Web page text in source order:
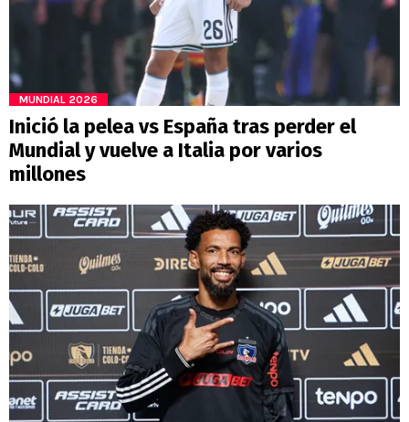
MUNDIAL 2026
Inició la pelea vs España tras perder el
Mundial y vuelve a Italia por varios
millones